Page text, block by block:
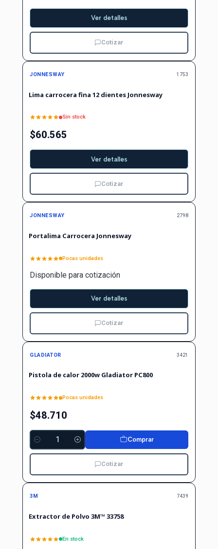
Ver detalles
Cotizar
No disponible
JONNESWAY 1753
Lima carrocera fina 12 dientes Jonnesway
Sin stock
$60.565
Ver detalles
Cotizar
JONNESWAY 2798
Portalima Carrocera Jonnesway
Pocas unidades
Disponible para cotización
Ver detalles
Cotizar
GLADIATOR 3421
Pistola de calor 2000w Gladiator PC800
Pocas unidades
$48.710
Cantidad
Comprar
Cotizar
-10%
3M 7439
Extractor de Polvo 3M™ 33758
En stock